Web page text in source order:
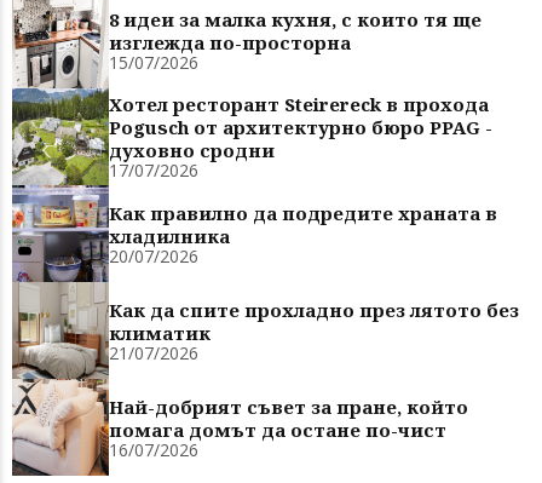
8 идеи за малка кухня, с които тя ще
изглежда по-просторна
15/07/2026
Хотел ресторант Steirereck в прохода
Pogusch от архитектурно бюро PPAG -
духовно сродни
17/07/2026
Как правилно да подредите храната в
хладилника
20/07/2026
Как да спите прохладно през лятото без
климатик
21/07/2026
Най-добрият съвет за пране, който
помага домът да остане по-чист
16/07/2026